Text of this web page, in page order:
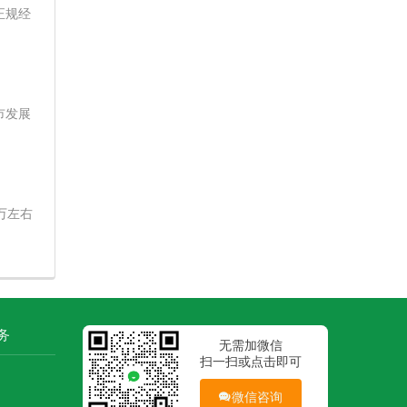
规经
发展
左右
无需加微信
扫一扫或点击即可
微信咨询